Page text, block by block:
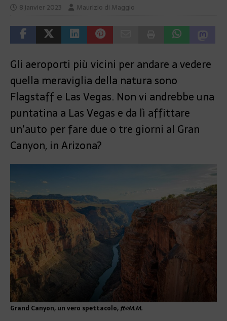
8 janvier 2023 Maurizio di Maggio
Gli aeroporti più vicini per andare a vedere
quella meraviglia della natura sono
Flagstaff e Las Vegas. Non vi andrebbe una
puntatina a Las Vegas e da lì affittare
un’auto per fare due o tre giorni al Gran
Canyon, in Arizona?
Grand Canyon, un vero spettacolo, ft©M.M.